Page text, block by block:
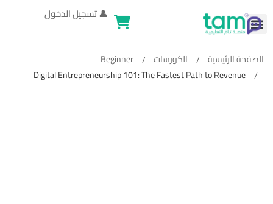
👤تسجيل الدخول
الصفحة الرئيسية الكورسات
Beginner
Digital Entrepreneurship 101: The Fastest Path to Revenue